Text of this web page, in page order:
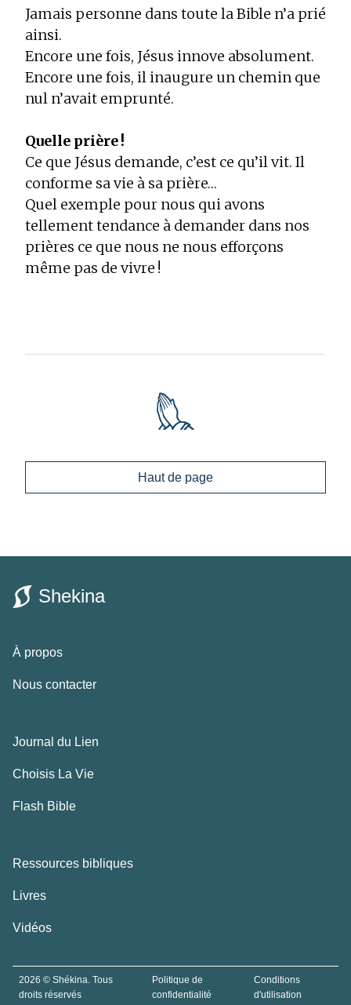
Jamais personne dans toute la Bible n’a prié
ainsi.
Encore une fois, Jésus innove absolument.
Encore une fois, il inaugure un chemin que
nul n’avait emprunté.
Quelle prière !
Ce que Jésus demande, c’est ce qu’il vit. Il
conforme sa vie à sa prière…
Quel exemple pour nous qui avons
tellement tendance à demander dans nos
prières ce que nous ne nous efforçons
même pas de vivre !
Haut de page
Shekina
À propos
Nous contacter
Journal du Lien
Choisis La Vie
Flash Bible
Ressources bibliques
Livres
Vidéos
2026 © Shékina. Tous
droits réservés
Politique de
confidentialité
Conditions
d'utilisation